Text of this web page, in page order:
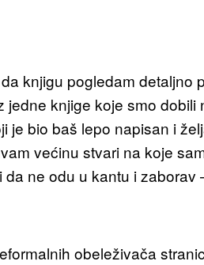
knjigu pogledam detaljno
jedne knjige koje smo
je bio baš lepo napisan i
većinu stvari na koje
ne odu u kantu i zaborav
obeleživača